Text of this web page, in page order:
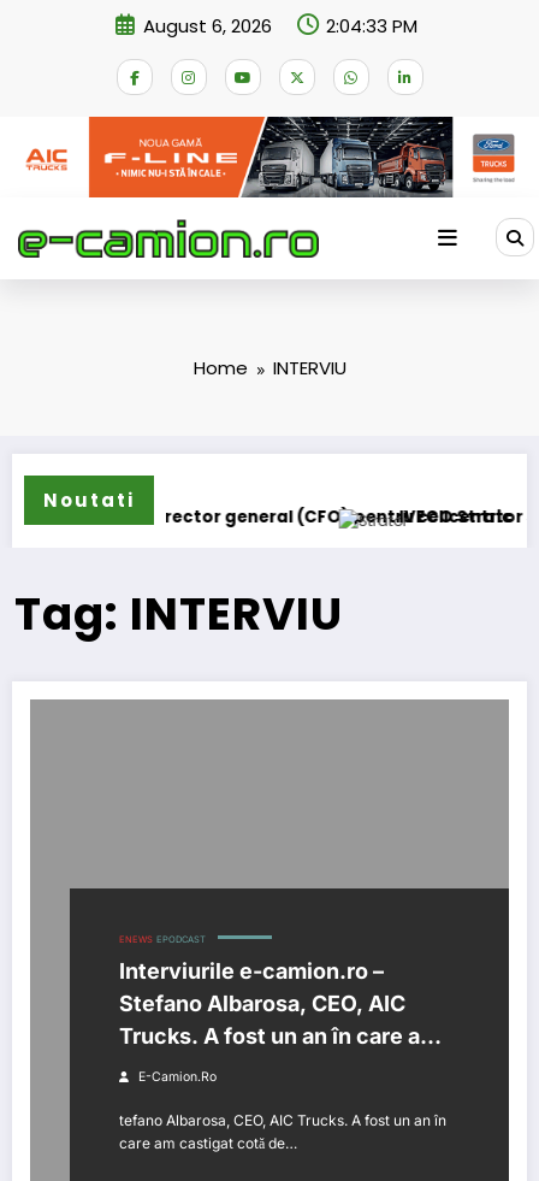
August 6, 2026 2:04:33 PM
Home INTERVIU
Noutati
director general (CFO) pentru cellcentricIVECO Strator se întoarce
Tag: INTERVIU
ENEWS EPODCAST
Interviurile e-camion.ro –
Stefano Albarosa, CEO, AIC
Trucks. A fost un an în care am
castigat cotă de piață, de la 6,7
România
E-Camion.ro
tefano Albarosa, CEO, AIC Trucks. A fost un an în
care am castigat cotă de…